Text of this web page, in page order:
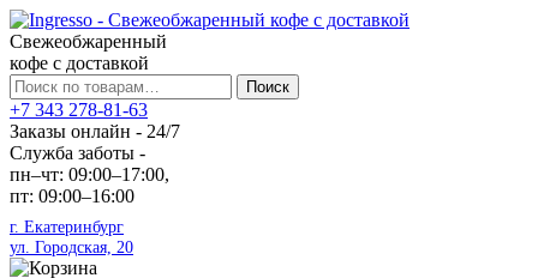
Свежеобжаренный
кофе с доставкой
Искать:
Поиск
+7 343 278-81-63
Заказы онлайн - 24/7
Служба заботы -
пн–чт: 09:00–17:00,
пт: 09:00–16:00
г. Екатеринбург
ул. Городская, 20